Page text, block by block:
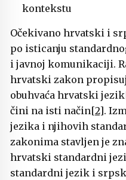
kontekstu
Očekivano hrvatski i
po isticanju
i javnoj komunikaciji.
hrvatski zakon
obuhvaća hrvatski jezik
čini na isti način[2].
jezika i njihovih
zakonima stavljen je
hrvatski standardni
standardni jezik i